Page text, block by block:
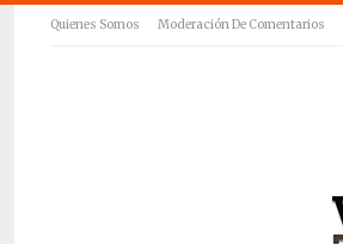
Quienes Somos Moderación De Comentarios